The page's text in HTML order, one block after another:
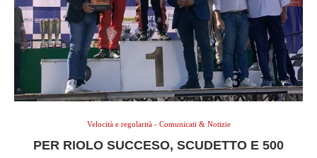
Velocità e regolarità - Comunicati & Notizie
PER RIOLO SUCCESO, SCUDETTO E 500